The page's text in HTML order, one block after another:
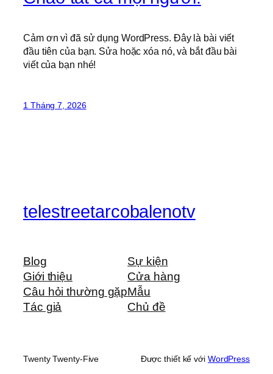
Cảm ơn vì đã sử dụng WordPress. Đây là bài viết
đầu tiên của bạn. Sửa hoặc xóa nó, và bắt đầu bài
viết của bạn nhé!
1 Tháng 7, 2026
telestreetarcobalenotv
Blog
Giới thiệu
Câu hỏi thường gặp
Tác giả
Sự kiện
Cửa hàng
Mẫu
Chủ đề
Twenty Twenty-Five Được thiết kế với WordPress